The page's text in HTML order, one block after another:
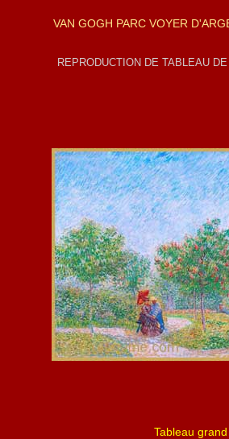
VAN GOGH PARC VOYER
REPRODUCTION DE TABLEAU
Tableau